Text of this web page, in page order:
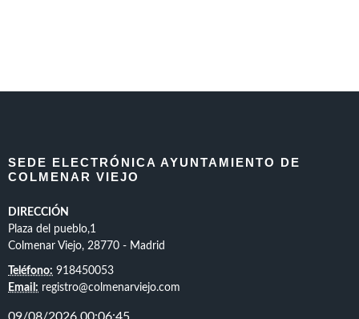
SEDE ELECTRÓNICA AYUNTAMIENTO DE
COLMENAR VIEJO
DIRECCIÓN
Plaza del pueblo,1
Colmenar Viejo, 28770 - Madrid
Teléfono: 918450053
Email: registro@colmenarviejo.com